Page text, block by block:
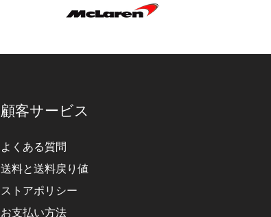
顧客サービス
よくある質問
送料と送料戻り値
ストアポリシー
お支払い方法